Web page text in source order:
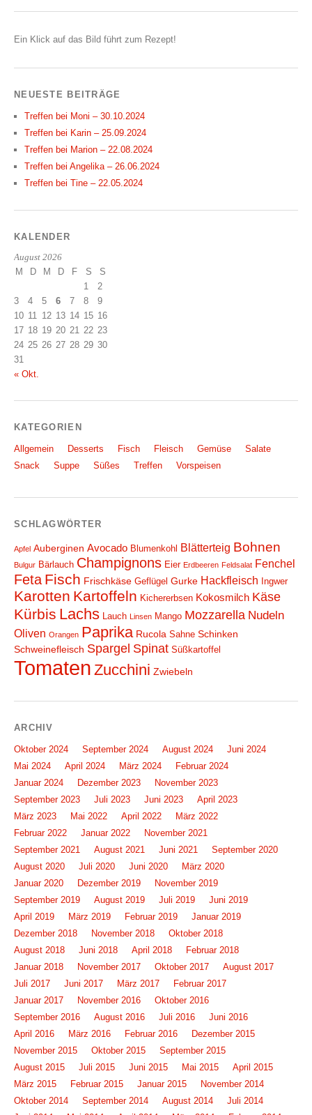
Ein Klick auf das Bild führt zum Rezept!
NEUESTE BEITRÄGE
Treffen bei Moni – 30.10.2024
Treffen bei Karin – 25.09.2024
Treffen bei Marion – 22.08.2024
Treffen bei Angelika – 26.06.2024
Treffen bei Tine – 22.05.2024
KALENDER
August 2026
M D M D F S
S
1
2
3
4 5 6 7 8
9
10 11 12 13 14 15 16
17 18 19 20 21 22 23
24 25 26 27 28 29 30
31
« Okt.
KATEGORIEN
Allgemein Desserts Fisch Fleisch Gemüse
Salate
Snack
Suppe Süßes Treffen Vorspeisen
SCHLAGWÖRTER
Apfel Auberginen Avocado Blumenkohl Blätterteig Bohnen
Bulgur Bärlauch Champignons Eier Erdbeeren Feldsalat Fenchel
Feta Fisch Frischkäse Geflügel Gurke Hackfleisch Ingwer
Karotten Kartoffeln Kichererbsen Kokosmilch Käse
Kürbis Lachs Lauch Linsen Mango Mozzarella Nudeln
Oliven Orangen Paprika Rucola Sahne Schinken
Schweinefleisch Spargel Spinat Süßkartoffel
Tomaten Zucchini Zwiebeln
ARCHIV
Oktober 2024 September 2024 August 2024
Juni 2024
Mai 2024
April 2024 März 2024
Februar 2024
Januar 2024
Dezember 2023
November 2023
September 2023
Juli 2023 Juni 2023
April 2023
März 2023
Mai 2022 April 2022
März 2022
Februar 2022
Januar 2022
November 2021
September 2021
August 2021 Juni 2021
September 2020
August 2020
Juli 2020 Juni 2020
März 2020
Januar 2020
Dezember 2019
November 2019
September 2019
August 2019 Juli 2019
Juni 2019
April 2019
März 2019 Februar 2019
Januar 2019
Dezember 2018
November 2018
Oktober 2018
August 2018
Juni 2018 April 2018
Februar 2018
Januar 2018
November 2017 Oktober 2017
August 2017
Juli 2017
Juni 2017 März 2017
Februar 2017
Januar 2017
November 2016
Oktober 2016
September 2016
August 2016 Juli 2016
Juni 2016
April 2016
März 2016 Februar 2016
Dezember 2015
November 2015
Oktober 2015
September 2015
August 2015
Juli 2015 Juni 2015 Mai 2015
April 2015
März 2015
Februar 2015 Januar 2015
November 2014
Oktober 2014
September 2014 August 2014
Juli 2014